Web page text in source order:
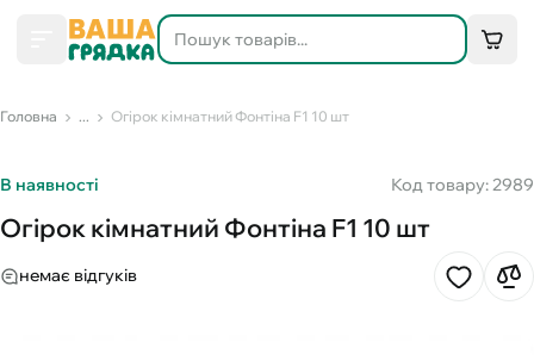
Головна ... Огірок кімнатний Фонтіна F1 10 шт
В наявності Код товару: 2989
Огірок кімнатний Фонтіна F1 10 шт
немає відгуків